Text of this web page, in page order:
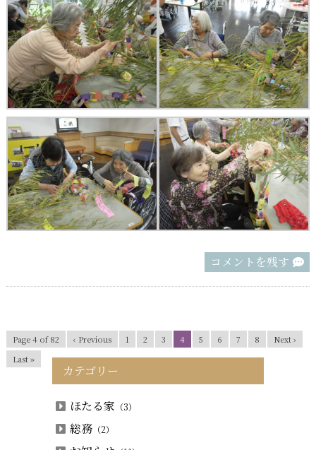
コメントを残す
Page 4 of 82 ‹ Previous 1 2 3 4 5 6 7 8
Next ›
Last »
カテゴリー
ほたる家 （3）
総務（2）